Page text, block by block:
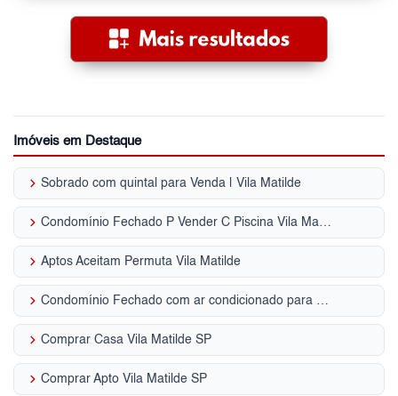
Imóveis em Destaque
keyboard_arrow_right Sobrado com quintal para Venda | Vila Matilde
keyboard_arrow_right Condomínio Fechado P Vender C Piscina Vila Matilde - SP
keyboard_arrow_right Aptos Aceitam Permuta Vila Matilde
keyboard_arrow_right Condomínio Fechado com ar condicionado para Venda | Vila Matilde
keyboard_arrow_right Comprar Casa Vila Matilde SP
keyboard_arrow_right Comprar Apto Vila Matilde SP